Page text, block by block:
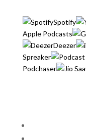
Spotify
Apple Podcasts
Deezer
Spreaker
Podchaser